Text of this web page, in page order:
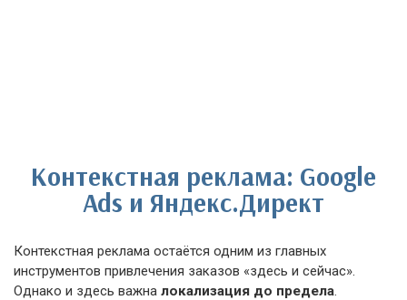
Контекстная реклама: Google
Ads и Яндекс.Директ
Контекстная реклама остаётся одним из главных
инструментов привлечения заказов «здесь и сейчас».
Однако и здесь важна локализация до предела.